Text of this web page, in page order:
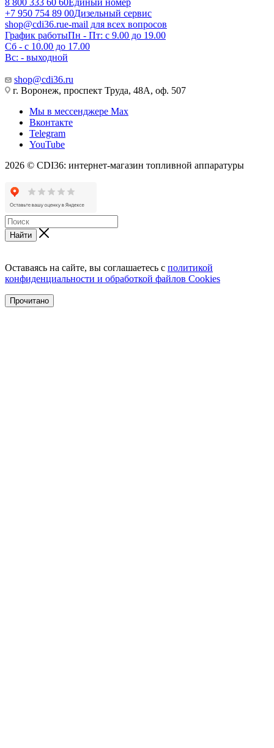
+7 950 754 89 00Дизельный сервис
shop@cdi36.rue-mail для всех вопросов
График работыПн - Пт: с 9.00 до 19.00
Сб - с 10.00 до 17.00
Вс: - выходной
shop@cdi36.ru
г. Воронеж, проспект Труда, 48А, оф. 507
Мы в мессенджере Max
Вконтакте
Telegram
YouTube
2026 © CDI36: интернет-магазин топливной аппаратуры
Найти
Оставаясь на сайте, вы соглашаетесь с политикой
конфиденциальности и обработкой файлов Cookies
Прочитано